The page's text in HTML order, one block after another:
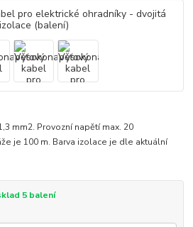
mm2. Provozní napětí max. 20
je 100 m. Barva izolace je dle aktuální
5 balení